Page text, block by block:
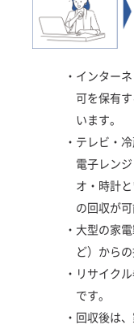
・ インター
可を保有
います。
・ テレビ・
電子レン
オ・時計
の回収が可
・ 大型の家
ど）から
・ リサイク
です。
・ 回収後は